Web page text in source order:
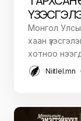
Монгол
хаан
хотноо
Niitlel.mn